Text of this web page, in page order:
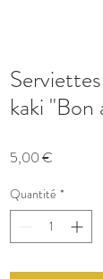
kaki
5,00 €
Quantité *